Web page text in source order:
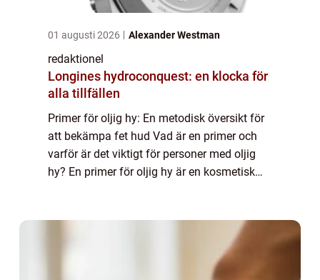
01 augusti 2026 Alexander Westman
redaktionel
Longines hydroconquest: en klocka för
alla tillfällen
Primer för oljig hy: En metodisk översikt för
att bekämpa fet hud Vad är en primer och
varför är det viktigt för personer med oljig
hy? En primer för oljig hy är en kosmetisk